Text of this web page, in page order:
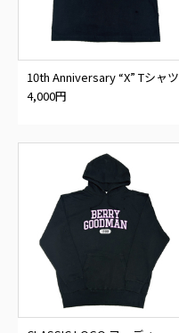
10th Anniversary “X” Tシャツ
4,000円